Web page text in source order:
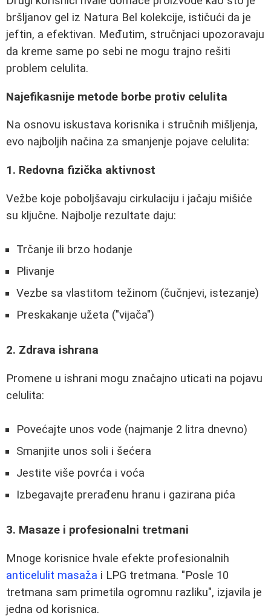
bršljanov gel iz Natura Bel kolekcije, ističući da je
jeftin, a efektivan. Međutim, stručnjaci upozoravaju
da kreme same po sebi ne mogu trajno rešiti
problem celulita.
Najefikasnije metode borbe protiv celulita
Na osnovu iskustava korisnika i stručnih mišljenja,
evo najboljih načina za smanjenje pojave celulita:
1. Redovna fizička aktivnost
Vežbe koje poboljšavaju cirkulaciju i jačaju mišiće
su ključne. Najbolje rezultate daju:
Trčanje ili brzo hodanje
Plivanje
Vezbe sa vlastitom težinom (čučnjevi, istezanje)
Preskakanje užeta ("vijača")
2. Zdrava ishrana
Promene u ishrani mogu značajno uticati na pojavu
celulita:
Povećajte unos vode (najmanje 2 litra dnevno)
Smanjite unos soli i šećera
Jestite više povrća i voća
Izbegavajte prerađenu hranu i gazirana pića
3. Masaze i profesionalni tretmani
Mnoge korisnice hvale efekte profesionalnih
anticelulit masaža i LPG tretmana. "Posle 10
tretmana sam primetila ogromnu razliku", izjavila je
jedna od korisnica.